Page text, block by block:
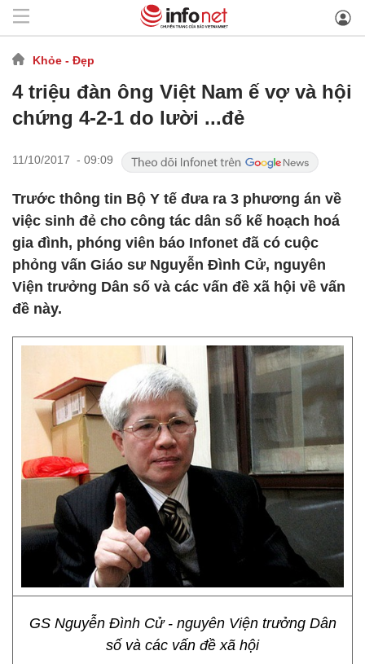
Khỏe - Đẹp
4 triệu đàn ông Việt Nam ế vợ và hội
chứng 4-2-1 do lười ...đẻ
11/10/2017 - 09:09
Trước thông tin Bộ Y tế đưa ra 3 phương án về
việc sinh đẻ cho công tác dân số kế hoạch hoá
gia đình, phóng viên báo Infonet đã có cuộc
phỏng vấn Giáo sư Nguyễn Đình Cử, nguyên
Viện trưởng Dân số và các vấn đề xã hội về vấn
đề này.
GS Nguyễn Đình Cử - nguyên Viện trưởng Dân
số và các vấn đề xã hội